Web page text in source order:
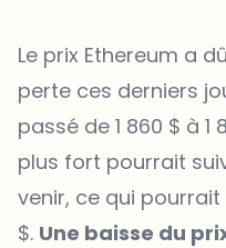
Le prix Ethereum a
perte ces derniers
passé de 1 860 $ à
plus fort pourrait
venir, ce qui pourrait
$. Une baisse du